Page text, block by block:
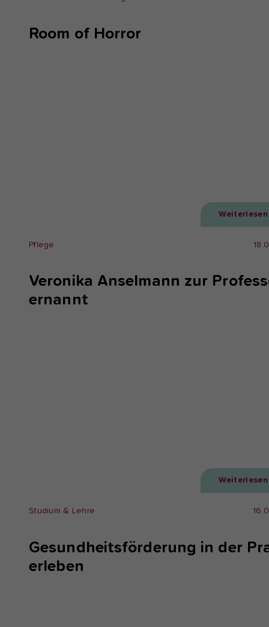
Room of Horror
Weiterlesen
Pflege
Veronika Anselmann zur
ernannt
Weiterlesen
Studium & Lehre
Gesundheitsförderung in der
erleben